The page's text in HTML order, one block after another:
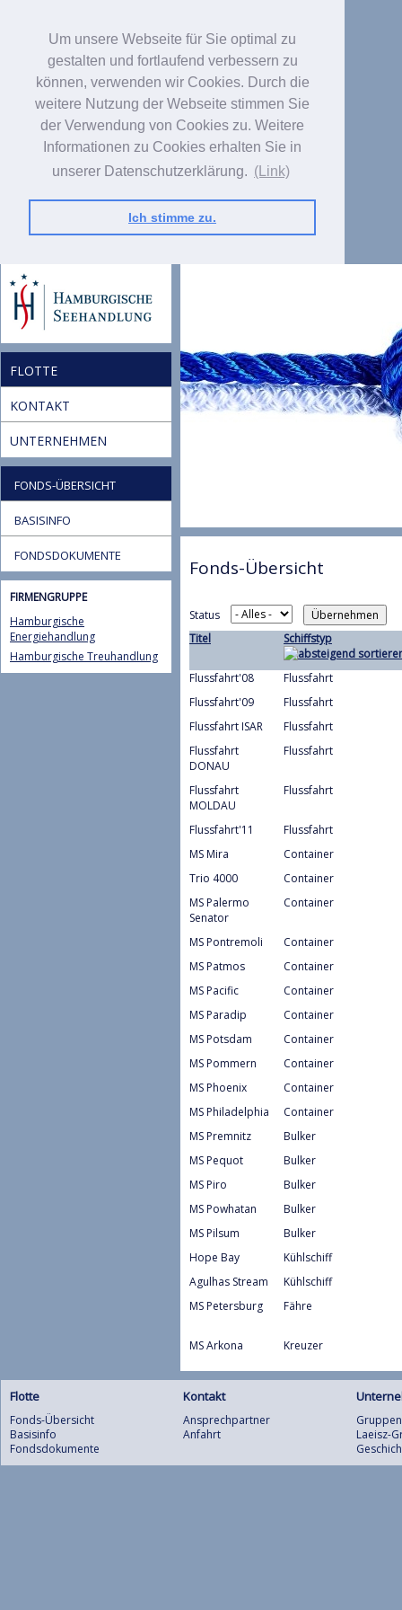
Um unsere Webseite für Sie optimal zu
gestalten und fortlaufend verbessern zu
können, verwenden wir Cookies. Durch die
weitere Nutzung der Webseite stimmen Sie
der Verwendung von Cookies zu. Weitere
Informationen zu Cookies erhalten Sie in
unserer Datenschutzerklärung. (Link)
Ich stimme zu.
FLOTTE
KONTAKT
UNTERNEHMEN
FONDS-ÜBERSICHT
BASISINFO
FONDSDOKUMENTE
FIRMENGRUPPE
Hamburgische
Energiehandlung
Hamburgische Treuhandlung
Fonds-Übersicht
Status
Titel
Schiffstyp
Flussfahrt'08
Flussfahrt
Flussfahrt'09
Flussfahrt
Flussfahrt ISAR
Flussfahrt
Flussfahrt
DONAU
Flussfahrt
Flussfahrt
MOLDAU
Flussfahrt
Flussfahrt'11
Flussfahrt
MS Mira
Container
Trio 4000
Container
MS Palermo
Senator
Container
MS Pontremoli
Container
MS Patmos
Container
MS Pacific
Container
MS Paradip
Container
MS Potsdam
Container
MS Pommern
Container
MS Phoenix
Container
MS Philadelphia
Container
MS Premnitz
Bulker
MS Pequot
Bulker
MS Piro
Bulker
MS Powhatan
Bulker
MS Pilsum
Bulker
Hope Bay
Kühlschiff
Agulhas Stream
Kühlschiff
MS Petersburg
Fähre
MS Arkona Kreuzer
Flotte
Fonds-Übersicht
Basisinfo
Fondsdokumente
Kontakt
Ansprechpartner
Anfahrt
Laeisz-